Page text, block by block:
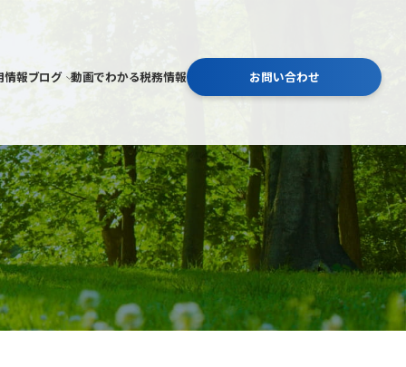
情報ブログ 動画でわかる税務情報 お問い合わせ